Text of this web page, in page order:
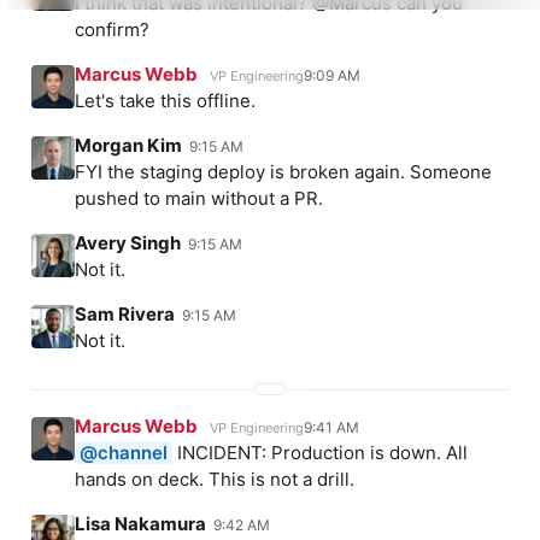
confirm?
Marcus Webb
VP Engineering9:09 AM
Let's take this offline.
Morgan Kim 9:15 AM
FYI the staging deploy is broken again. Someone
pushed to main without a PR.
Avery Singh 9:15 AM
Not it.
Sam Rivera 9:15 AM
Not it.
Marcus Webb VP Engineering9:41 AM
@channel INCIDENT: Production is down. All
hands on deck. This is not a drill.
Lisa Nakamura 9:42 AM